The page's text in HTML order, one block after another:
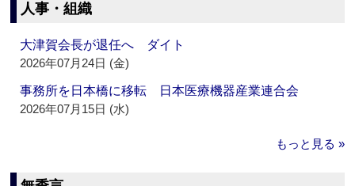
人事・組織
大津賀会長が退任へ ダイト
2026年07月24日 (金)
事務所を日本橋に移転 日本医療機器産業連合会
2026年07月15日 (水)
もっと見る »